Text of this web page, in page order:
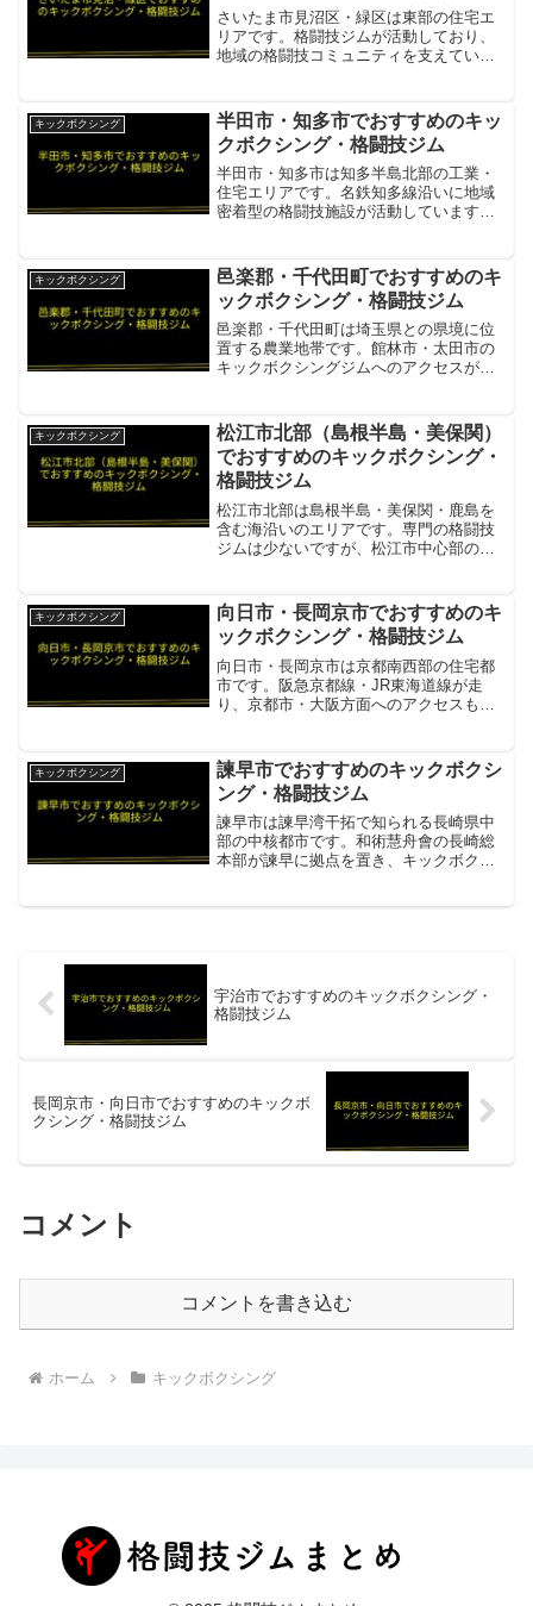
さいたま市見沼区・緑区は東部の住宅エ
リアです。格闘技ジムが活動しており、
地域の格闘技コミュニティを支えていま
ム・初心者から上級者まで・男女全年齢
対応項目内容...
キックボクシング
半田市・知多市でおすすめのキッ
クボクシング・格闘技ジム
半田市・知多市は知多半島北部の工業・
住宅エリアです。名鉄知多線沿いに地域
密着型の格闘技施設が活動しています。
グジム項目内容所在地／最寄駅名古屋市
中区営業時間・定休日平日...
キックボクシング
邑楽郡・千代田町でおすすめのキ
ックボクシング・格闘技ジム
邑楽郡・千代田町は埼玉県との県境に位
置する農業地帯です。館林市・太田市の
キックボクシングジムへのアクセスが可
K-1アマチュア公認キックボクシングジム
項目内容所在...
キックボクシング
松江市北部（島根半島・美保関）
でおすすめのキックボクシング・
格闘技ジム
松江市北部は島根半島・美保関・鹿島を
含む海沿いのエリアです。専門の格闘技
ジムは少ないですが、松江市中心部のジ
約20〜30分のキックボクシング専門ジム
項目内容所在地...
キックボクシング
向日市・長岡京市でおすすめのキ
ックボクシング・格闘技ジム
向日市・長岡京市は京都南西部の住宅都
市です。阪急京都線・JR東海道線が走
り、京都市・大阪方面へのアクセスも抜
セスできる本格キックボクシングジム項
目内容所在地／最寄駅...
キックボクシング
諫早市でおすすめのキックボクシ
ング・格闘技ジム
諫早市は諫早湾干拓で知られる長崎県中
部の中核都市です。和術慧舟會の長崎総
本部が諫早に拠点を置き、キックボクシ
宇治市でおすすめのキックボクシング・
格闘技ジム
長岡京市・向日市でおすすめのキックボ
クシング・格闘技ジム
コメント
コメントを書き込む
ホーム キックボクシング